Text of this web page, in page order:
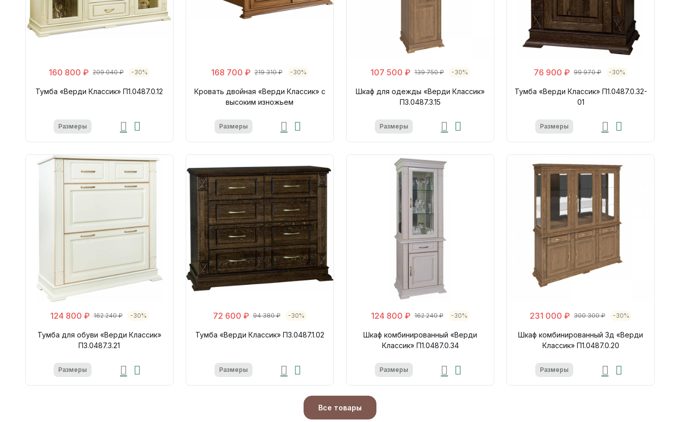
160 800 ₽ 209 040 ₽ -30%
Тумба «Верди Классик» П1.0487.0.12
Размеры
168 700 ₽ 219 310 ₽ -30%
Кровать двойная «Верди Классик» с
высоким изножьем
Размеры
107 500 ₽ 139 750 ₽ -30%
Шкаф для одежды «Верди Классик»
П3.0487.3.15
Размеры
76 900 ₽ 99 970 ₽ -30%
Тумба «Верди Классик» П1.0487.0.32-
01
Размеры
124 800 ₽ 162 240 ₽ -30%
Тумба для обуви «Верди Классик»
П3.0487.3.21
Размеры
72 600 ₽ 94 380 ₽ -30%
Тумба «Верди Классик» П3.0487.1.02
Размеры
124 800 ₽ 162 240 ₽ -30%
Шкаф комбинированный «Верди
Классик» П1.0487.0.34
Размеры
231 000 ₽ 300 300 ₽ -30%
Шкаф комбинированный 3д «Верди
Классик» П1.0487.0.20
Размеры
Все товары